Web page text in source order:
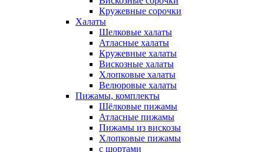
Кружевные сорочки
Халаты
Шелковые халаты
Атласные халаты
Кружевные халаты
Вискозные халаты
Хлопковые халаты
Велюровые халаты
Пижамы, комплекты
Шёлковые пижамы
Атласные пижамы
Пижамы из вискозы
Хлопковые пижамы
с шортами